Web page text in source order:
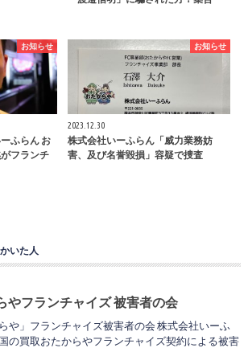
お知らせ
ふらん お
フランチ
お知らせ
2023.12.30
株式会社いーふらん「威力業務妨
害、及び名誉毀損」容疑で捜査
いた人
やフランチャイズ 被害者の会
らや」フランチャイズ被害者の会 株式会社いーふ
の買取おたからやフランチャイズ契約による被害